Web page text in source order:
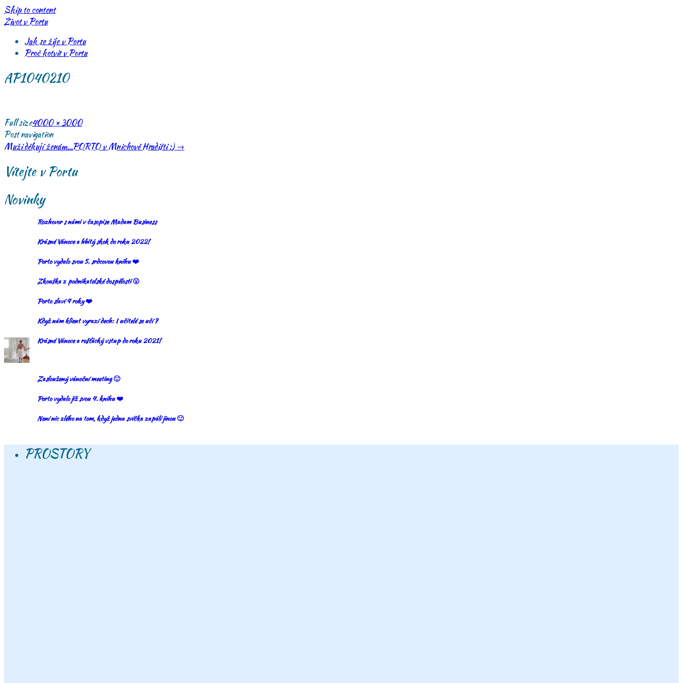
Skip to content
Život v Portu
Jak se žije v Portu
Proč kotvit v Portu
AP1040210
Full size4000 × 3000
Post navigation
Muži děkují ženám…PORTO v Mnichově Hradišti :) →
Vítejte v Portu
Novinky
Rozhovor s námi v časopise Madam Business
Krásné Vánoce a hbitý skok do roku 2022!
Porto vydalo svou 5. srdcovou knihu ❤️
Zkouška z podnikatelské dospělosti 😮
Porto slaví 4 roky ❤️
Když nám klient vyrazí dech: I učitelé se učí ?
Krásné Vánoce a rošťácký vstup do roku 2021!
Zasloužený vánoční meeting 🙂
Porto vydalo již svou 4. knihu ❤️
Není nic zlého na tom, když jedna svíčka zapálí jinou 🙂
PROSTORY